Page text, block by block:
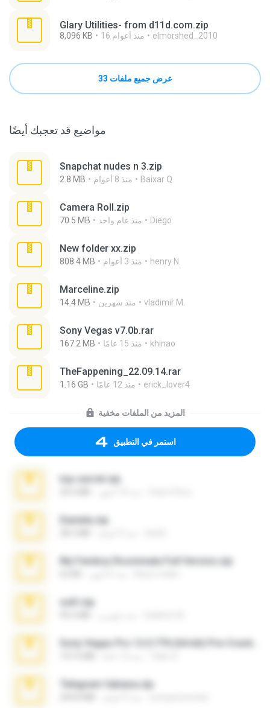
Glary Utilities- from d11d.com.zip
8,096 KB 16 منذ أعوام elmorshed_2010
عرض جميع ملفات 33
مواضيع قد تعجبك أيضًا
Snapchat nudes n 3.zip
2.8 MB منذ 8 أعوام Baixar Q.
Camera Roll.zip
70.5 MB منذ عام واحد Diego
New folder xx.zip
808.4 MB منذ 3 أعوام henry N.
Marceline.zip
14.4 MB منذ شهرين vladimir M.
Sony Vegas v7.0b.rar
167.2 MB منذ 15 عامًا khinao
TheFappening_22.09.14.rar
1.16 GB منذ 12 عامًا erick_lover4
المزيد من الملفات مخفية
استمر في التطبيق
top secret.zip
Daniela.zip
My Femboy Roommate Full Version.zip
ouh!.zip
Telegram fabiana.zip